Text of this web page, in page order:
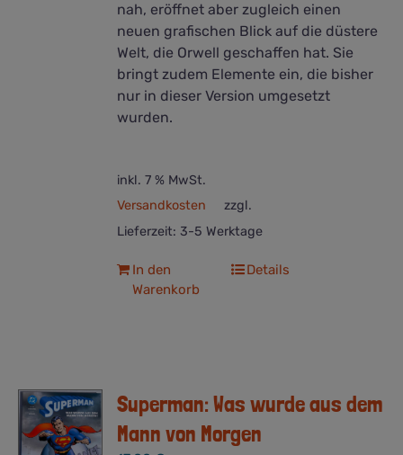
nah, eröffnet aber zugleich einen
neuen grafischen Blick auf die düstere
Welt, die Orwell geschaffen hat. Sie
bringt zudem Elemente ein, die bisher
nur in dieser Version umgesetzt
wurden.
inkl. 7 % MwSt.
zzgl.
Versandkosten
Lieferzeit: 3-5 Werktage
In den
Warenkorb
Details
Superman: Was wurde aus dem
Mann von Morgen